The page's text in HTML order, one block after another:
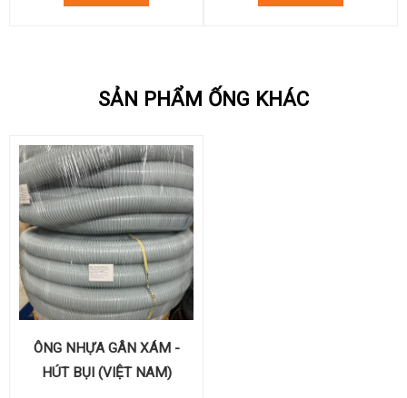
SẢN PHẨM ỐNG KHÁC
ÔNG NHỰA GÂN XÁM -
HÚT BỤI (VIỆT NAM)